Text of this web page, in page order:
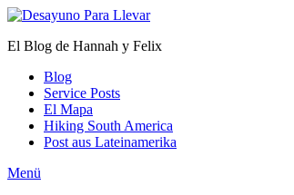
Zum
springen
El Blog de Hannah y Felix
Blog
Service Posts
El Mapa
Hiking South America
Post aus Lateinamerika
Menü